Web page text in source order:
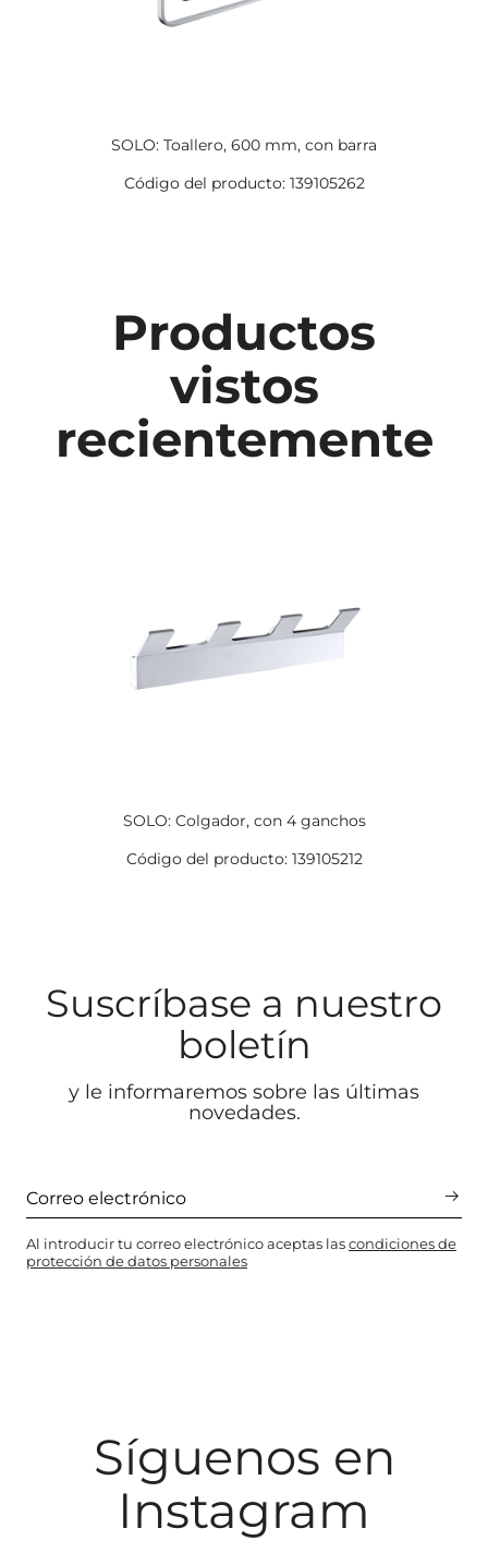
SOLO: Toallero, 600 mm, con barra
Código del producto: 139105262
Productos
vistos
recientemente
SOLO: Colgador, con 4 ganchos
Código del producto: 139105212
Suscríbase a nuestro
boletín
y le informaremos sobre las últimas
novedades.
Al introducir tu correo electrónico aceptas lascondiciones de
protección de datos personales
Síguenos en
Instagram